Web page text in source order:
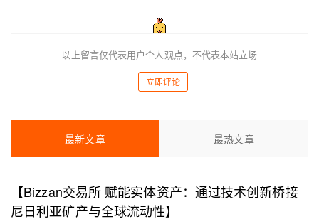
立即评论
以上留言仅代表用户个人观点，不代表本站立场
最新文章 最热文章
【Bizzan交易所 赋能实体资产：通过技术创新桥接
尼日利亚矿产与全球流动性】